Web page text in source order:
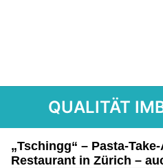
QUALITÄT
„Tschingg“ – Pasta-
Restaurant in Zürich –